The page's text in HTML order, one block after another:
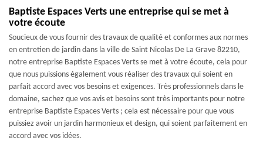
Baptiste Espaces Verts une entreprise qui se met à
votre écoute
Soucieux de vous fournir des travaux de qualité et conformes aux normes
en entretien de jardin dans la ville de Saint Nicolas De La Grave 82210,
notre entreprise Baptiste Espaces Verts se met à votre écoute, cela pour
que nous puissions également vous réaliser des travaux qui soient en
parfait accord avec vos besoins et exigences. Très professionnels dans le
domaine, sachez que vos avis et besoins sont très importants pour notre
entreprise Baptiste Espaces Verts ; cela est nécessaire pour que vous
puissiez avoir un jardin harmonieux et design, qui soient parfaitement en
accord avec vos idées.